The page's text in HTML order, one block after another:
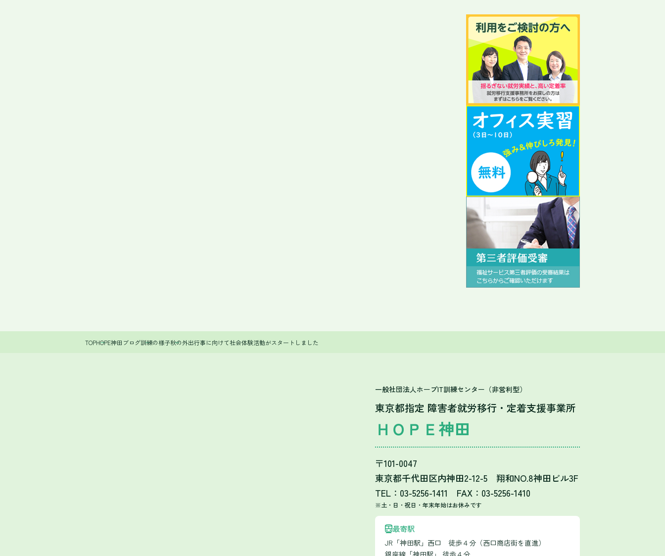
TOPHOPE神田ブログ訓練の様子秋の外出行事に向けて社会体験活動がスタートしました
一般社団法人ホープIT訓練センター（非営利型）
東京都指定 障害者就労移行・定着支援事業所
ＨＯＰＥ神田
〒101-0047
東京都千代田区内神田2-12-5 翔和NO.8神田ビル3F
TEL：03-5256-1411 FAX：03-5256-1410
※土・日・祝日・年末年始はお休みです
最寄駅
JR「神田駅」西口 徒歩４分（西口商店街を直進）
銀座線「神田駅」 徒歩４分